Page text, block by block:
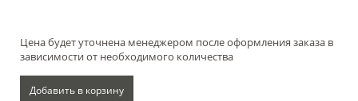
Цена будет уточнена менеджером после оформления заказа в
зависимости от необходимого количества
Добавить в корзину